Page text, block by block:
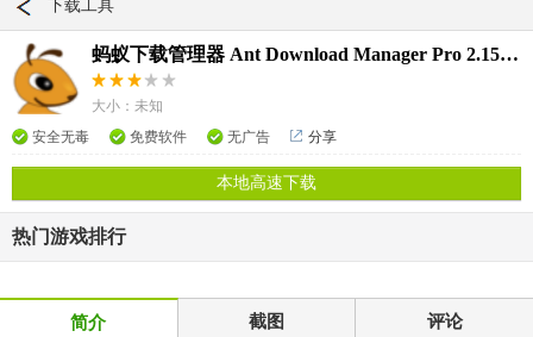
下载工具
蚂蚁下载管理器 Ant Download Manager Pro 2.15.6.90961
大小：未知
安全无毒
免费软件 无广告 分享
本地高速下载
热门游戏排行
简介 截图 评论